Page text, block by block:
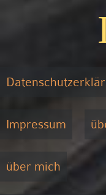
Impressum
über mich